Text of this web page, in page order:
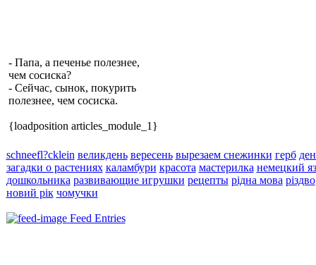
- Папа, а печенье полезнее,
чем сосиска?
- Сейчас, сынок, покурить
полезнее, чем сосиска.
{loadposition articles_module_1}
schneefl?cklein великдень вересень вырезаем снежинки герб
загадки о растениях каламбури красота мастерилка немецкий
дошкольника развивающие игрушки рецепты рідна мова різдво
новий рік чомучки
Feed Entries